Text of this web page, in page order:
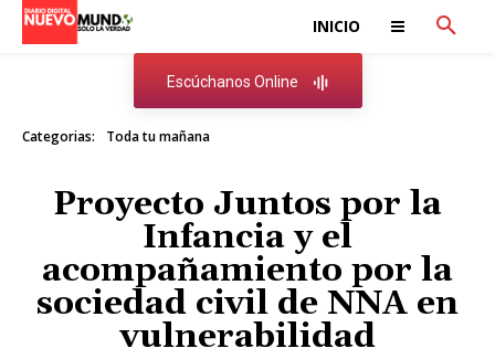
INICIO
Escúchanos Online
Categorias: Toda tu mañana
Proyecto Juntos por la
Infancia y el
acompañamiento por la
sociedad civil de NNA en
vulnerabilidad